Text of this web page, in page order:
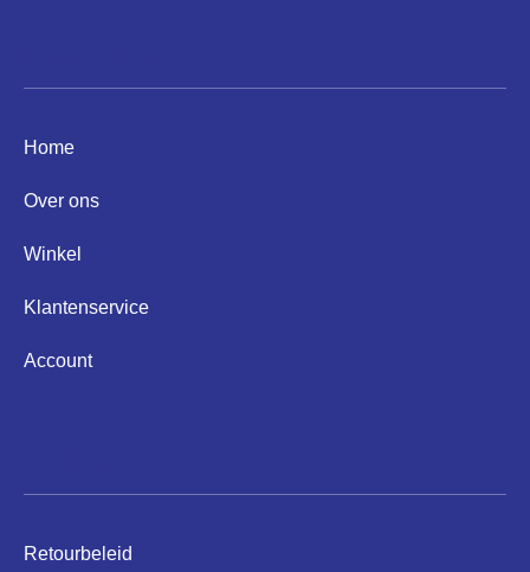
Home
Over ons
Winkel
Klantenservice
Account
Retourbeleid